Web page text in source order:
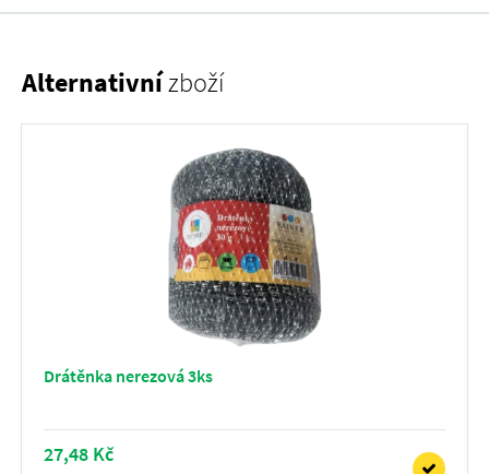
Alternativnízboží
Drátěnka nerezová 3ks
27,48 Kč